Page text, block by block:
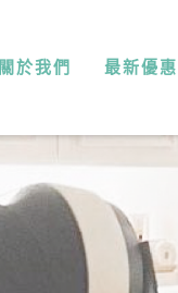
關於我們 最新優惠